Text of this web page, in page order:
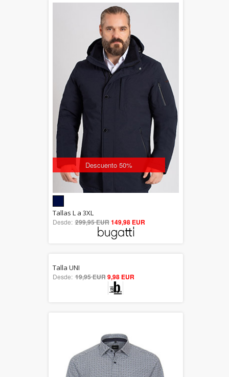
Descuento 50%
out of 5
Tallas L a 3XL
Desde: 299,95 EUR149,98 EUR
5.00
out of 5
Talla UNI
Desde: 19,95 EUR9,98 EUR